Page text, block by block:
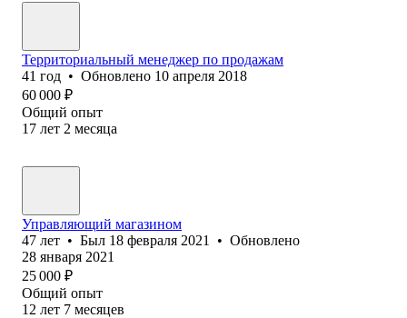
Территориальный менеджер по продажам
41 год • Обновлено 10 апреля 2018
60 000 ₽
Общий опыт
17 лет 2 месяца
Управляющий магазином
47 лет • Был 18 февраля 2021 • Обновлено
28 января 2021
25 000 ₽
Общий опыт
12 лет 7 месяцев